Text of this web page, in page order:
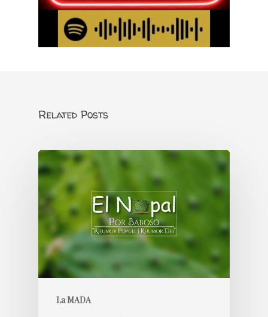
Related Posts
La MADA